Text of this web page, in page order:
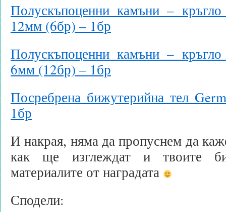
Полускъпоценни камъни –
12мм (6бр) – 1бр
Полускъпоценни камъни –
6мм (12бр) – 1бр
Посребрена бижутерийна тел
1бр
И накрая, няма да пропуснем да
как ще изглеждат и твоите
материалите от наградата
Сподели: